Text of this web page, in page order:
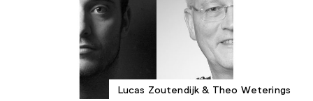
Lucas Zoutendijk & Theo Weterings